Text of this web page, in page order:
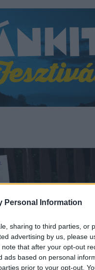
Personal Information
sharing to third parties, or
advertising by us, please
that after your opt-out
ads based on personal
prior to your opt-out.